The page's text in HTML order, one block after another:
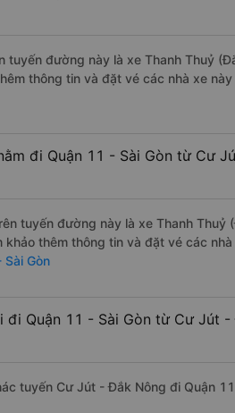
tuyến đường này là xe Thanh Thuỷ
thông tin và đặt vé các nhà xe
đi Quận 11 - Sài Gòn từ Cư
tuyến đường này là xe Thanh Thuỷ
khảo thêm thông tin và đặt vé các
Gòn
đi Quận 11 - Sài Gòn từ Cư Jút
tuyến Cư Jút - Đắk Nông đi Quận